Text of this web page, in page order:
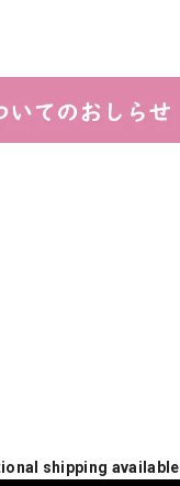
shipping available